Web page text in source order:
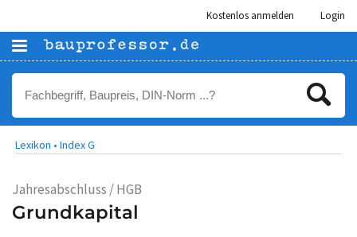
Kostenlos anmelden Login
Lexikon • Index G
Jahresabschluss / HGB
Grundkapital